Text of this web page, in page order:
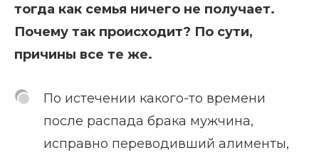
тогда как семья ничего не получает.
Почему так происходит? По сути,
причины все те же.
По истечении какого-то времени
после распада брака мужчина,
исправно переводивший алименты,